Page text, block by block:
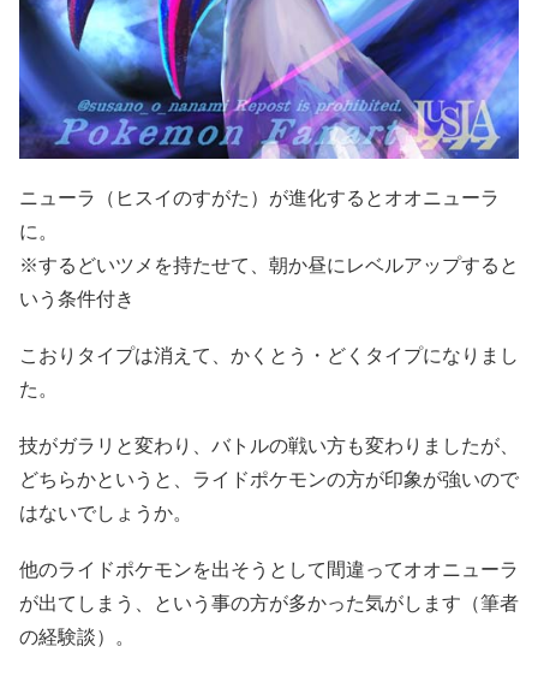
ニューラ（ヒスイのすがた）が進化するとオオニューラ
に。
※するどいツメを持たせて、朝か昼にレベルアップすると
いう条件付き
こおりタイプは消えて、かくとう・どくタイプになりまし
た。
技がガラリと変わり、バトルの戦い方も変わりましたが、
どちらかというと、ライドポケモンの方が印象が強いので
はないでしょうか。
他のライドポケモンを出そうとして間違ってオオニューラ
が出てしまう、という事の方が多かった気がします（筆者
の経験談）。